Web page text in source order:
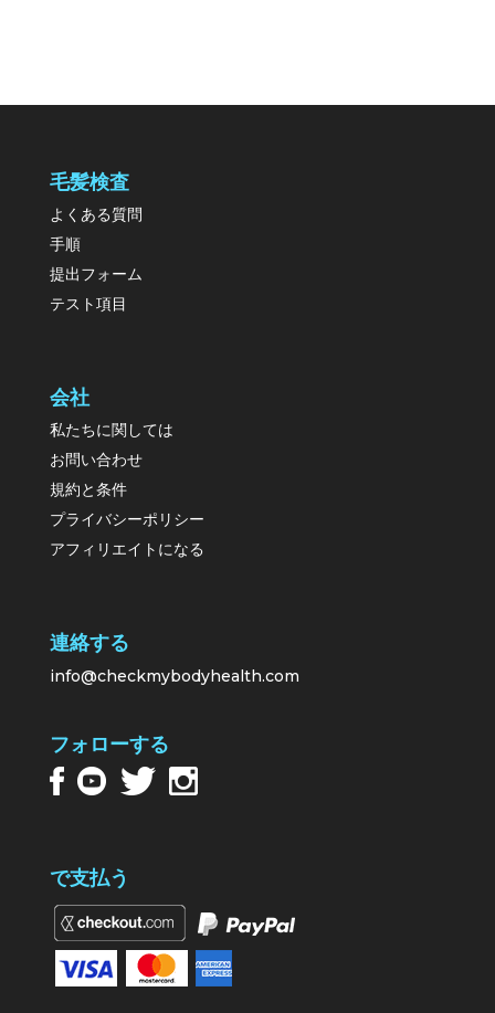
毛髪検査
よくある質問
手順
提出フォーム
テスト項目
会社
私たちに関しては
お問い合わせ
規約と条件
プライバシーポリシー
アフィリエイトになる
連絡する
info@checkmybodyhealth.com
フォローする
で支払う